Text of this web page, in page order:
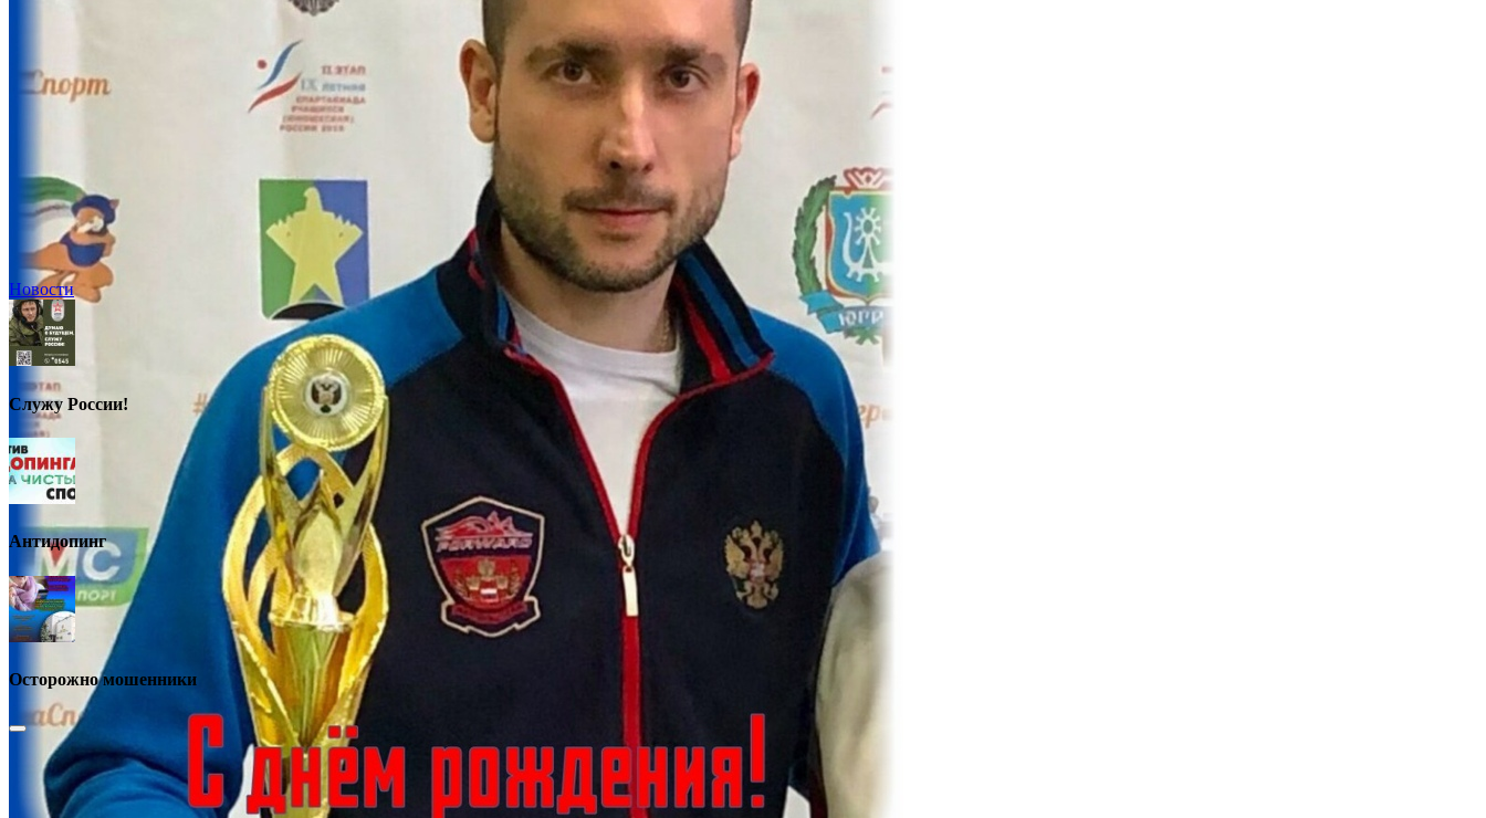
Новости
Служу России!
Антидопинг
Осторожно мошенники